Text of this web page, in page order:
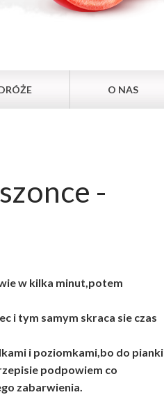
O NAS
-
w kilka minut,potem
i tym samym skraca sie czas
i poziomkami,bo do pianki
podpowiem co
zabarwienia.